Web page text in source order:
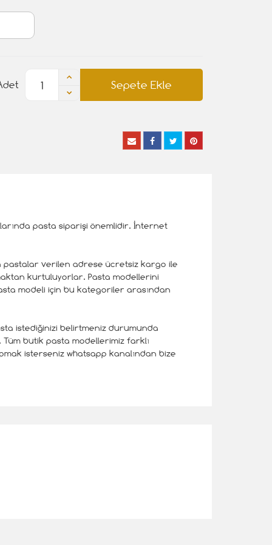
Sepete Ekle
pasta siparişi önemlidir. İnternet
pastalar verilen adrese ücretsiz kargo ile
kurtuluyorlar. Pasta modellerini
modeli için bu kategoriler arasından
istediğinizi belirtmeniz durumunda
butik pasta modellerimiz farklı
isterseniz whatsapp kanalından bize